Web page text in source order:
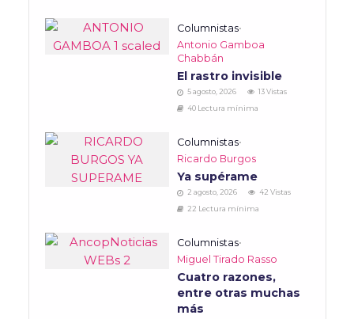
Columnistas•
Antonio Gamboa
Chabbán
El rastro invisible
5 agosto, 2026
13 Vistas
40 Lectura mínima
Columnistas•
Ricardo Burgos
Ya supérame
2 agosto, 2026
42 Vistas
22 Lectura mínima
Columnistas•
Miguel Tirado Rasso
Cuatro razones,
entre otras muchas
más